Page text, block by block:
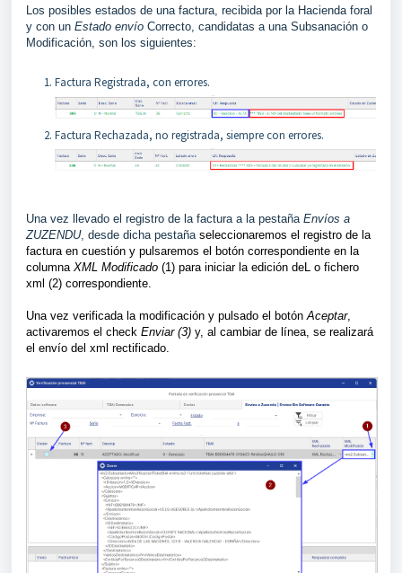
Los posibles estados de una factura, recibida por la Hacienda foral
y con un Estado envío Correcto, candidatas a una Subsanación o
Modificación, son los siguientes:
Factura Registrada, con errores.
Factura Rechazada, no registrada, siempre con errores.
Una vez llevado el registro de la factura a la pestaña Envíos a
ZUZENDU, desde dicha pestaña seleccionaremos el registro de la
factura en cuestión y pulsaremos el botón correspondiente en la
columna XML Modificado (1) para iniciar la edición deL o fichero
xml (2) correspondiente.
Una vez verificada la modificación y pulsado el botónAceptar,
activaremos el check Enviar (3) y, al cambiar de línea, se realizará
el envío del xml rectificado.